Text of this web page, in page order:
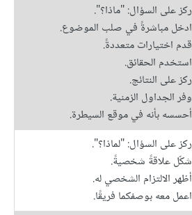
ركز على السؤال: "ماذا؟".
ادخل مباشرةً في صلب الموضوع.
قدم اختيارات متعددةً.
استخدم الحقائق.
ركز على النتائج.
وفر الجداول الزمنية.
أحسسه بأنه في موقع السيطرة.
ركز على السؤال: "لماذا؟".
شكّل علاقةً شخصيةً.
أظهر الالتزام الشخصي له.
اعمل معه بوصفكما فريقًا.